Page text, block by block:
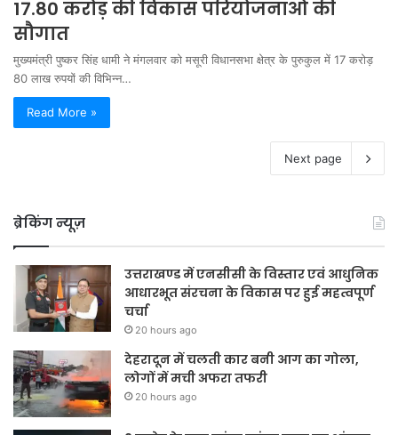
17.80 करोड़ की विकास परियोजनाओं की
सौगात
मुख्यमंत्री पुष्कर सिंह धामी ने मंगलवार को मसूरी विधानसभा क्षेत्र के पुरुकुल में 17 करोड़
80 लाख रुपयों की विभिन्न…
Read More »
Next page
ब्रेकिंग न्यूज़
उत्तराखण्ड में एनसीसी के विस्तार एवं आधुनिक
आधारभूत संरचना के विकास पर हुई महत्वपूर्ण
चर्चा
20 hours ago
देहरादून में चलती कार बनी आग का गोला,
लोगों में मची अफरा तफरी
20 hours ago